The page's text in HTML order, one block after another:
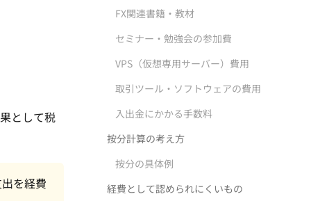
として税
を経費
FX関連書籍・教材
セミナー・勉強会の参加費
VPS（仮想専用サーバー）費用
取引ツール・ソフトウェアの費用
入出金にかかる手数料
按分計算の考え方
按分の具体例
経費として認められにくいもの